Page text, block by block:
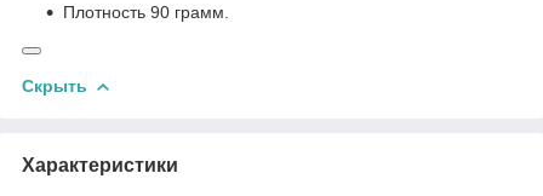
Плотность 90 грамм.
Скрыть
Характеристики